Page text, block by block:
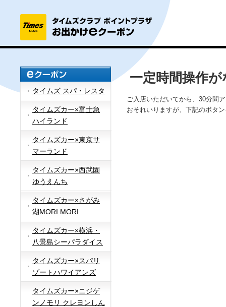
タイムズ スパ・レスタ
タイムズカー×富士急
ハイランド
タイムズカー×東京サ
マーランド
タイムズカー×西武園
ゆうえんち
タイムズカー×さがみ
湖MORI MORI
タイムズカー×横浜・
八景島シーパラダイス
タイムズカー×スパリ
ゾートハワイアンズ
タイムズカー×ニジゲ
ンノモリ クレヨンしん
一定時間操作
ご入店いただいてから、30分間
おそれいりますが、下記のボタ